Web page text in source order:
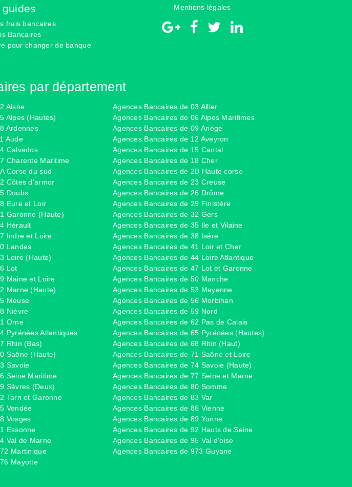
guides
frais bancaires
Bancaires
pour changer de banque
Mentions légales
par département
Aisne
Agences Bancaires de 03 Allier
Alpes (Hautes)
Agences Bancaires de 06 Alpes Maritimes
Ardennes
Agences Bancaires de 09 Ariége
Aude
Agences Bancaires de 12 Aveyron
Calvados
Agences Bancaires de 15 Cantal
Charente Maritime
Agences Bancaires de 18 Cher
Corse du sud
Agences Bancaires de 2B Haute corse
Côtes d'armor
Agences Bancaires de 23 Creuse
Doubs
Agences Bancaires de 26 Drôme
Eure et Loir
Agences Bancaires de 29 Finistére
Garonne (Haute)
Agences Bancaires de 32 Gers
Hérault
Agences Bancaires de 35 Ile et Vilaine
Indre et Loire
Agences Bancaires de 38 Isére
Landes
Agences Bancaires de 41 Loir et Cher
Loire (Haute)
Agences Bancaires de 44 Loire Atlantique
Lot
Agences Bancaires de 47 Lot et Garonne
Maine et Loire
Agences Bancaires de 50 Manche
Marne (Haute)
Agences Bancaires de 53 Mayenne
Meuse
Agences Bancaires de 56 Morbihan
Niévre
Agences Bancaires de 59 Nord
Orne
Agences Bancaires de 62 Pas de Calais
Pyrénées Atlantiques
Agences Bancaires de 65 Pyrénées (Hautes)
Rhin (Bas)
Agences Bancaires de 68 Rhin (Haut)
Saône (Haute)
Agences Bancaires de 71 Saône et Loire
Savoie
Agences Bancaires de 74 Savoie (Haute)
Seine Maritime
Agences Bancaires de 77 Seine et Marne
Sèvres (Deux)
Agences Bancaires de 80 Somme
Tarn et Garonne
Agences Bancaires de 83 Var
Vendée
Agences Bancaires de 86 Vienne
Vosges
Agences Bancaires de 89 Yonne
Essonne
Agences Bancaires de 92 Hauts de Seine
Val de Marne
Agences Bancaires de 95 Val d'oise
Martinique
Agences Bancaires de 973 Guyane
Mayotte